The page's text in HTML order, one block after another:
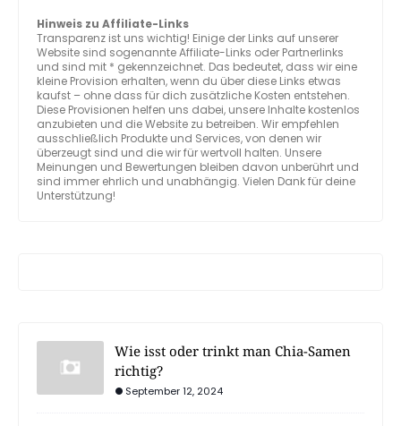
Hinweis zu Affiliate-Links
Transparenz ist uns wichtig! Einige der Links auf unserer
Website sind sogenannte Affiliate-Links oder Partnerlinks
und sind mit * gekennzeichnet. Das bedeutet, dass wir eine
kleine Provision erhalten, wenn du über diese Links etwas
kaufst – ohne dass für dich zusätzliche Kosten entstehen.
Diese Provisionen helfen uns dabei, unsere Inhalte kostenlos
anzubieten und die Website zu betreiben. Wir empfehlen
ausschließlich Produkte und Services, von denen wir
überzeugt sind und die wir für wertvoll halten. Unsere
Meinungen und Bewertungen bleiben davon unberührt und
sind immer ehrlich und unabhängig. Vielen Dank für deine
Unterstützung!
Wie isst oder trinkt man Chia-Samen
richtig?
September 12, 2024